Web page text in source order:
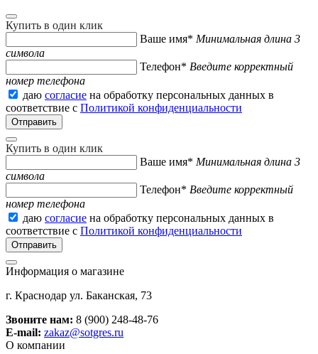
Купить в один клик
Ваше имя* Минимальная длина 3
символа
Телефон* Введите корректный
номер телефона
даю согласие на обработку персональных данных в
соответствие с Политикой конфиденциальности
Купить в один клик
Ваше имя* Минимальная длина 3
символа
Телефон* Введите корректный
номер телефона
даю согласие на обработку персональных данных в
соответствие с Политикой конфиденциальности
Информация о магазине
г. Краснодар ул. Баканская, 73
Звоните нам: 8 (900) 248-48-76
E-mail: zakaz@sotgres.ru
О компании